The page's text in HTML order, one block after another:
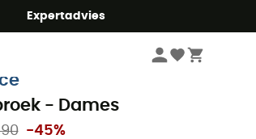
Expertadvies
Skibroeken &
- Dames
-45%